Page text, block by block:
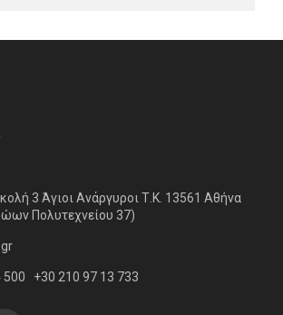
3 Άγιοι Ανάργυροι Τ.Κ. 13561 Αθήνα
Πολυτεχνείου 37)
500 +30 210 97 13 733